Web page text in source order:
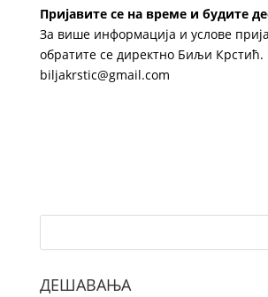
Пријавите се на време и будите
За више информација и услове
обратите се директно Биљи Крстић.
biljakrstic@gmail.com
ДЕШАВАЊА